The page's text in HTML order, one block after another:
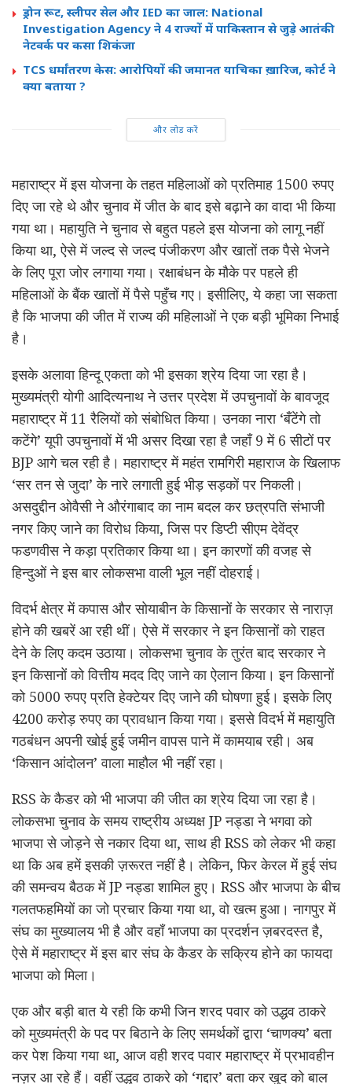
ड्रोन रूट, स्लीपर सेल और IED का जाल: National
Investigation Agency ने 4 राज्यों में पाकिस्तान से जुड़े आतंकी
नेटवर्क पर कसा शिकंजा
TCS धर्मांतरण केस: आरोपियों की जमानत याचिका ख़ारिज, कोर्ट ने
क्या बताया ?
और लोड करें
महाराष्ट्र में इस योजना के तहत महिलाओं को प्रतिमाह 1500 रुपए
दिए जा रहे थे और चुनाव में जीत के बाद इसे बढ़ाने का वादा भी किया
गया था। महायुति ने चुनाव से बहुत पहले इस योजना को लागू नहीं
किया था, ऐसे में जल्द से जल्द पंजीकरण और खातों तक पैसे भेजने
के लिए पूरा जोर लगाया गया। रक्षाबंधन के मौके पर पहले ही
महिलाओं के बैंक खातों में पैसे पहुँच गए। इसीलिए, ये कहा जा सकता
है कि भाजपा की जीत में राज्य की महिलाओं ने एक बड़ी भूमिका निभाई
है।
इसके अलावा हिन्दू एकता को भी इसका श्रेय दिया जा रहा है।
मुख्यमंत्री योगी आदित्यनाथ ने उत्तर प्रदेश में उपचुनावों के बावजूद
महाराष्ट्र में 11 रैलियों को संबोधित किया। उनका नारा ‘बँटेंगे तो
कटेंगे’ यूपी उपचुनावों में भी असर दिखा रहा है जहाँ 9 में 6 सीटों पर
BJP आगे चल रही है। महाराष्ट्र में महंत रामगिरी महाराज के खिलाफ
‘सर तन से जुदा’ के नारे लगाती हुई भीड़ सड़कों पर निकली।
असदुद्दीन ओवैसी ने औरंगाबाद का नाम बदल कर छत्रपति संभाजी
नगर किए जाने का विरोध किया, जिस पर डिप्टी सीएम देवेंद्र
फडणवीस ने कड़ा प्रतिकार किया था। इन कारणों की वजह से
हिन्दुओं ने इस बार लोकसभा वाली भूल नहीं दोहराई।
विदर्भ क्षेत्र में कपास और सोयाबीन के किसानों के सरकार से नाराज़
होने की खबरें आ रही थीं। ऐसे में सरकार ने इन किसानों को राहत
देने के लिए कदम उठाया। लोकसभा चुनाव के तुरंत बाद सरकार ने
इन किसानों को वित्तीय मदद दिए जाने का ऐलान किया। इन किसानों
को 5000 रुपए प्रति हेक्टेयर दिए जाने की घोषणा हुई। इसके लिए
4200 करोड़ रुपए का प्रावधान किया गया। इससे विदर्भ में महायुति
गठबंधन अपनी खोई हुई जमीन वापस पाने में कामयाब रही। अब
‘किसान आंदोलन’ वाला माहौल भी नहीं रहा।
RSS के कैडर को भी भाजपा की जीत का श्रेय दिया जा रहा है।
लोकसभा चुनाव के समय राष्ट्रीय अध्यक्ष JP नड्डा ने भगवा को
भाजपा से जोड़ने से नकार दिया था, साथ ही RSS को लेकर भी कहा
था कि अब हमें इसकी ज़रूरत नहीं है। लेकिन, फिर केरल में हुई संघ
की समन्वय बैठक में JP नड्डा शामिल हुए। RSS और भाजपा के बीच
गलतफहमियों का जो प्रचार किया गया था, वो खत्म हुआ। नागपुर में
संघ का मुख्यालय भी है और वहाँ भाजपा का प्रदर्शन ज़बरदस्त है,
ऐसे में महाराष्ट्र में इस बार संघ के कैडर के सक्रिय होने का फायदा
भाजपा को मिला।
एक और बड़ी बात ये रही कि कभी जिन शरद पवार को उद्धव ठाकरे
को मुख्यमंत्री के पद पर बिठाने के लिए समर्थकों द्वारा ‘चाणक्य’ बता
कर पेश किया गया था, आज वही शरद पवार महाराष्ट्र में प्रभावहीन
नज़र आ रहे हैं। वहीं उद्धव ठाकरे को ‘गद्दार’ बता कर खुद को बाल